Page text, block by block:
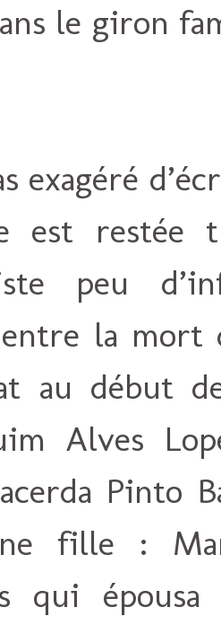
le giron
exagéré
est restée
peu
entre la
au début
Alves
Pinto
fille :
qui